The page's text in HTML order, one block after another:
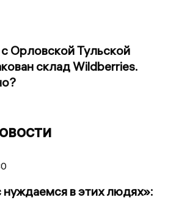
Орловской Тульской
склад Wildberries.
в этих людях»: